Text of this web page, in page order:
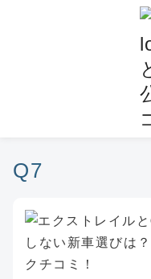
Q7